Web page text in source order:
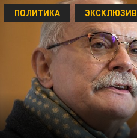
ПОЛИТИКА ЭКСКЛЮЗИВ